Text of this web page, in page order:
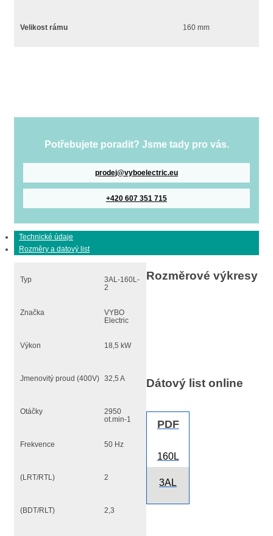
Velikost rámu 160 mm
Potřebujete poradit? Jsme tady pro vás.
prodej@vyboelectric.eu
+420 607 351 715
Technické údaje
Rozměry a datový list
Typ
3AL-160L-
2
Značka
VYBO
Electric
Výkon 18,5 kW
Jmenovitý proud (400V) 32,5 A
Otáčky
2950
ot.min-1
Frekvence 50 Hz
(LRT/RTL) 2
(BDT/RLT) 2,3
Rozměrové výkresy
Dátový list online
PDF
160L
3AL